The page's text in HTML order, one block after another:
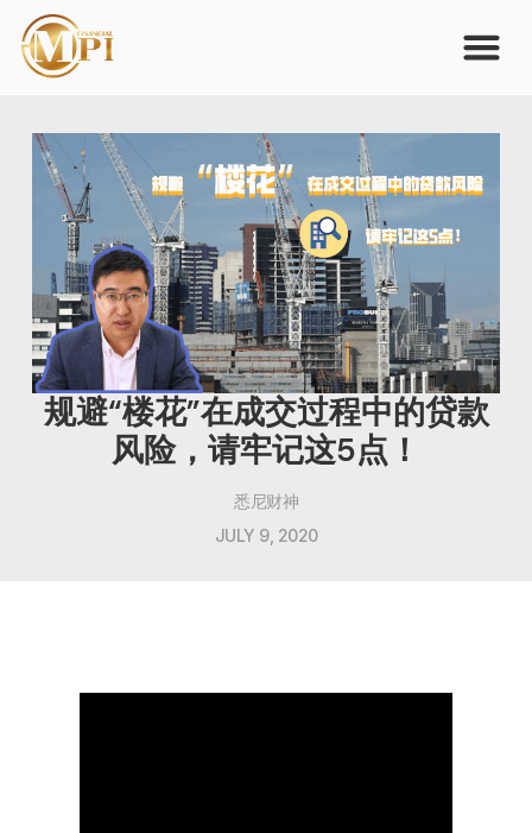
规避“楼花”在成交过程中的贷款
风险，请牢记这5点！
悉尼财神
JULY 9, 2020